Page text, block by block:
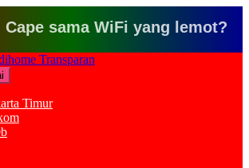
sama WiFi yang lemot? Klik
Timur